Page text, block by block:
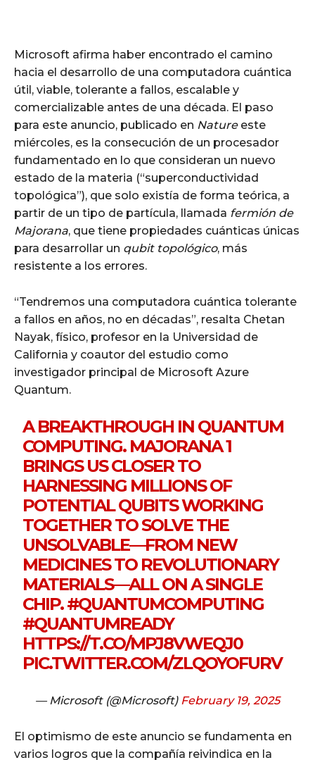
Microsoft afirma haber encontrado el camino
hacia el desarrollo de una computadora cuántica
útil, viable, tolerante a fallos, escalable y
comercializable antes de una década. El paso
para este anuncio, publicado en Natureeste
miércoles, es la consecución de un procesador
fundamentado en lo que consideran un nuevo
estado de la materia (“superconductividad
topológica”), que solo existía de forma teórica, a
partir de un tipo de partícula, llamada fermión de
Majorana, que tiene propiedades cuánticas únicas
para desarrollar un qubit topológico, más
resistente a los errores.
“Tendremos una computadora cuántica tolerante
a fallos en años, no en décadas”, resalta Chetan
Nayak, físico, profesor en la Universidad de
California y coautor del estudio como
investigador principal de Microsoft Azure
Quantum.
A BREAKTHROUGH IN QUANTUM
COMPUTING. MAJORANA 1
BRINGS US CLOSER TO
HARNESSING MILLIONS OF
POTENTIAL QUBITS WORKING
TOGETHER TO SOLVE THE
UNSOLVABLE—FROM NEW
MEDICINES TO REVOLUTIONARY
MATERIALS—ALL ON A SINGLE
CHIP.#QUANTUMCOMPUTING
#QUANTUMREADY
HTTPS://T.CO/MPJ8VWEQJ0
PIC.TWITTER.COM/ZLQOYOFURV
— Microsoft (@Microsoft) February 19, 2025
El optimismo de este anuncio se fundamenta en
varios logros que la compañía reivindica en la